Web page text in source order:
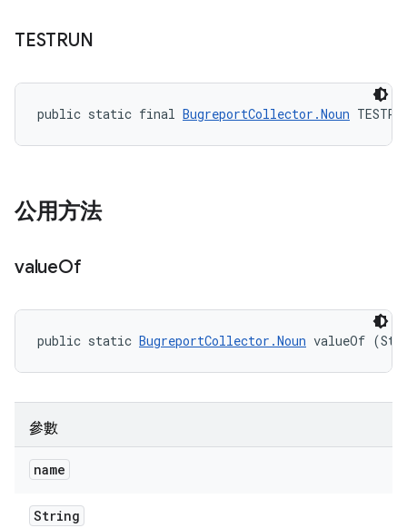
TESTRUN
public static final BugreportCollector.Noun
公用方法
valueOf
public static BugreportCollector.Noun valueOf
參數
name
String